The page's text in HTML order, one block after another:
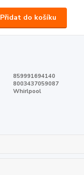
Přidat do košíku
859991694140
8003437059087
Whirlpool